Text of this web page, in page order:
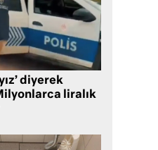
diyerek
liralık